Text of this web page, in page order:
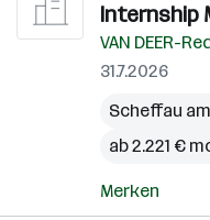
Internship
VAN DEER-
31.7.2026
Scheffau
ab 2.221 €
Merken